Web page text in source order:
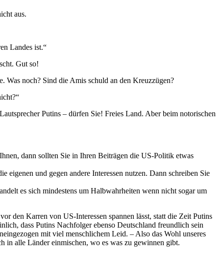
aus.
Landes ist.“
Gut so!
Was noch? Sind die Amis schuld an den Kreuzzügen?
Putins – dürfen Sie! Freies Land. Aber beim notorischen
dann sollten Sie in Ihren Beiträgen die US-Politik etwas
eigenen und gegen andere Interessen nutzen. Dann schreiben Sie
es sich mindestens um Halbwahrheiten wenn nicht sogar um
den Karren von US-Interessen spannen lässt, statt die Zeit Putins
dass Putins Nachfolger ebenso Deutschland freundlich sein
mit viel menschlichem Leid. – Also das Wohl unseres
in alle Länder einmischen, wo es was zu gewinnen gibt.